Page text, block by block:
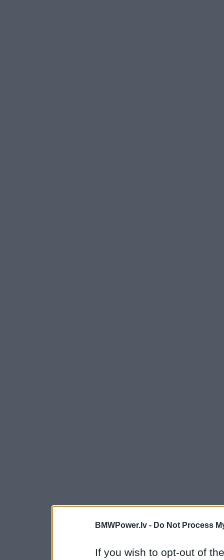
BMWPower.lv - Do Not Process
If you wish to opt-out of